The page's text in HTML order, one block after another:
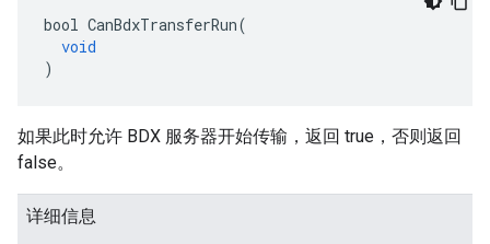
bool CanBdxTransferRun(
void
)
如果此时允许 BDX 服务器开始传输，返回 true，否则返回
false。
详细信息